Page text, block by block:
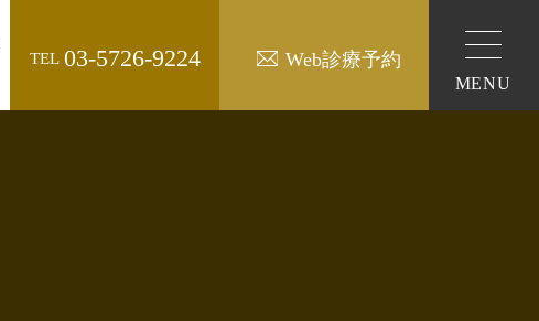
TEL 03-5726-9224 Web診療予約
MENU